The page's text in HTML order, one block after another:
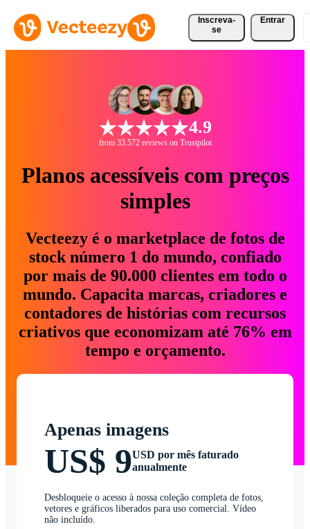
Inscreva-
se
Entrar
4.9
from 33.572 reviews on Trustpilot
Planos acessíveis com preços
simples
Vecteezy é o marketplace de fotos de
stock número 1 do mundo, confiado
por mais de 90.000 clientes em todo o
mundo. Capacita marcas, criadores e
contadores de histórias com recursos
criativos que economizam até 76% em
tempo e orçamento.
Apenas imagens
US$ 9USD por mês faturado
anualmente
Desbloqueie o acesso à nossa coleção completa de fotos,
vetores e gráficos liberados para uso comercial. Vídeo
não incluído.